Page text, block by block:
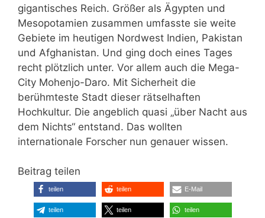
gigantisches Reich. Größer als Ägypten und
Mesopotamien zusammen umfasste sie weite
Gebiete im heutigen Nordwest Indien, Pakistan
und Afghanistan. Und ging doch eines Tages
recht plötzlich unter. Vor allem auch die Mega-
City Mohenjo-Daro. Mit Sicherheit die
berühmteste Stadt dieser rätselhaften
Hochkultur. Die angeblich quasi „über Nacht aus
dem Nichts“ entstand. Das wollten
internationale Forscher nun genauer wissen.
Beitrag teilen
teilen teilen E-Mail
teilen teilen teilen